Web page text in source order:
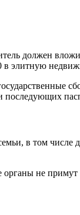
должен
в элитную
в том числе
органы не примут